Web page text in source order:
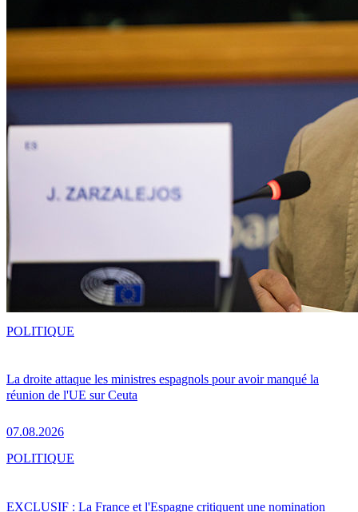
La droite attaque les ministres espagnols pour avoir manqué la
réunion de l'UE sur Ceuta
07.08.2026
POLITIQUE
EXCLUSIF : La France et l'Espagne critiquent une nomination
POLITIQUE